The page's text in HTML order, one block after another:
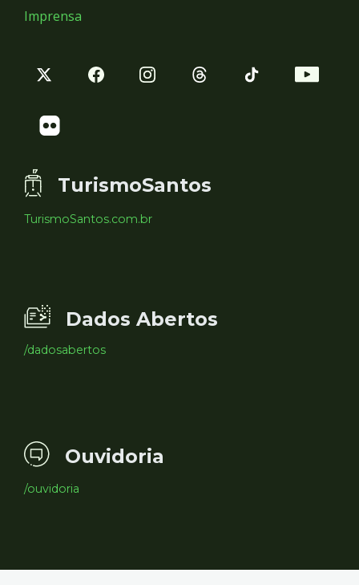
Imprensa
TurismoSantos
TurismoSantos.com.br
Dados Abertos
/dadosabertos
Ouvidoria
/ouvidoria